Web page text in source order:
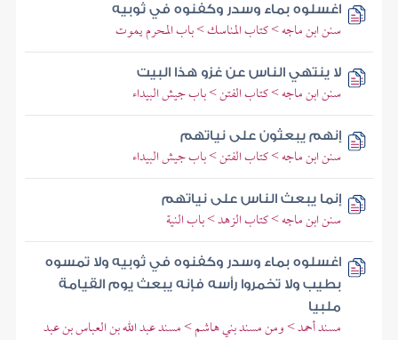
اغسلوه بماء وسدر وكفنوه في ثوبيه
سنن ابن ماجه > كتاب المناسك > باب المحرم يموت
لا ينتهي الناس عن غزو هذا البيت
سنن ابن ماجه > كتاب الفتن > باب جيش البيداء
إنهم يبعثون على نياتهم
سنن ابن ماجه > كتاب الفتن > باب جيش البيداء
إنما يبعث الناس على نياتهم
سنن ابن ماجه > كتاب الزهد > باب النية
اغسلوه بماء وسدر وكفنوه في ثوبيه ولا تمسوه
بطيب ولا تخمروا رأسه فإنه يبعث يوم القيامة
ملبيا
مسند أحمد > ومن مسند بني هاشم > مسند عبد الله بن العباس بن عبد